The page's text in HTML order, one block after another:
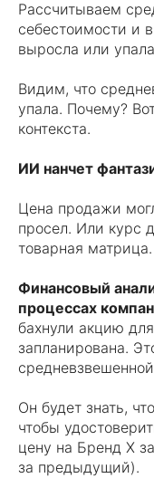
Рассчитываем
себестоимости и
выросла или
Видим, что
упала. Почему?
контекста.
ИИ нанчет
Цена продажи
просел. Или курс
товарная
Финансовый
процессах
бахнули акцию
запланирована.
Он будет знать,
чтобы
цену на Бренд Х
за предыдущий).